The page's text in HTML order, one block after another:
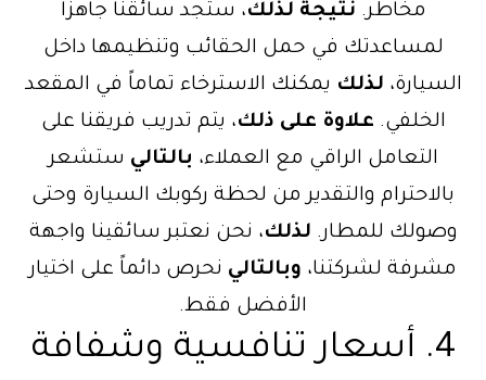
مخاطر. نتيجة لذلك، ستجد سائقنا جاهزاً
لمساعدتك في حمل الحقائب وتنظيمها داخل
السيارة، لذلك يمكنك الاسترخاء تماماً في المقعد
الخلفي. علاوة على ذلك، يتم تدريب فريقنا على
التعامل الراقي مع العملاء، بالتالي ستشعر
بالاحترام والتقدير من لحظة ركوبك السيارة وحتى
وصولك للمطار. لذلك، نحن نعتبر سائقينا واجهة
مشرفة لشركتنا، وبالتالي نحرص دائماً على اختيار
الأفضل فقط.
4. أسعار تنافسية وشفافة